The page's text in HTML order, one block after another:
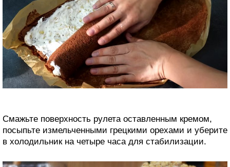
Смажьте поверхность рулета оставленным кремом,
посыпьте измельченными грецкими орехами и уберите
в холодильник на четыре часа для стабилизации.